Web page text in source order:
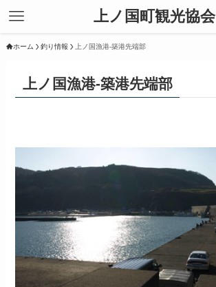
上ノ国町観光協会
ホーム 釣り情報 上ノ国漁港-築港先端部
上ノ国漁港-築港先端部